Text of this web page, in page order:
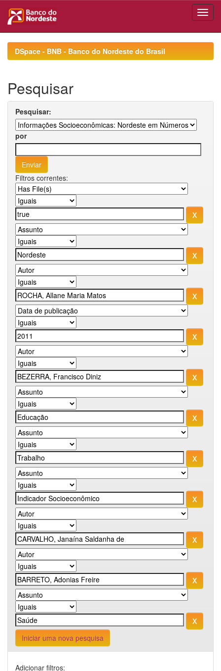
navigationDSpace - BNB - Banco do Nordeste do Brasil
Pesquisar
Pesquisar:
por
Filtros correntes:
Iniciar uma nova pesquisa
Adicionar filtros: